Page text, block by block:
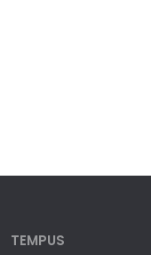
TEMPUS